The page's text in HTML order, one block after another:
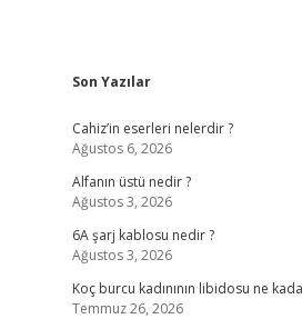
Sidebar
Son Yazılar
Cahiz’in eserleri nelerdir ?
Ağustos 6, 2026
Alfanın üstü nedir ?
Ağustos 3, 2026
6A şarj kablosu nedir ?
Ağustos 3, 2026
Koç burcu kadınının libidosu ne
Temmuz 26, 2026
ilbet mobil giriş